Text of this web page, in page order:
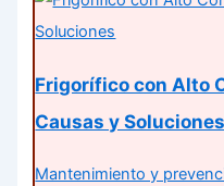
Frigorífico con Alto
Causas y Soluciones
Mantenimiento y